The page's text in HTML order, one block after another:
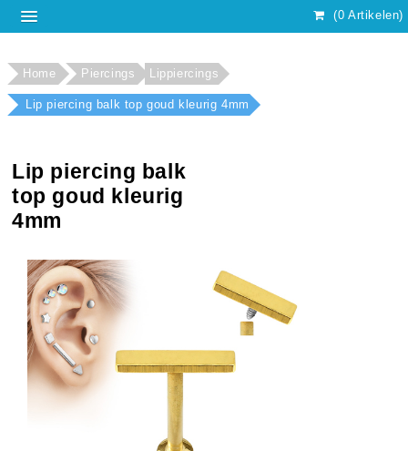
(0 Artikelen)
Home Piercings Lippiercings
Lip piercing balk top goud kleurig 4mm
Lip piercing balk
top goud kleurig
4mm